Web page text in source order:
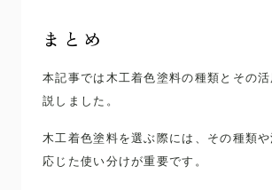
まとめ
本記事では木工着色塗料の種類とその
説しました。
木工着色塗料を選ぶ際には、その種類
応じた使い分けが重要です。